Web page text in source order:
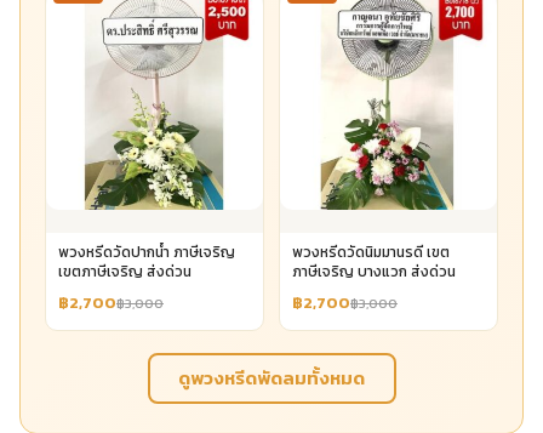
พวงหรีดวัดปากน้ำ ภาษีเจริญ
เขตภาษีเจริญ ส่งด่วน
฿2,700฿3,000
พวงหรีดวัดนิมมานรดี เขต
ภาษีเจริญ บางแวก ส่งด่วน
฿2,700฿3,000
ดูพวงหรีดพัดลมทั้งหมด